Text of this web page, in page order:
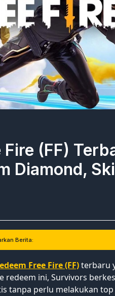
Fire (FF)
Diamond,
Berita:
Free Fire (FF)terbaru
redeem ini, Survivors
tanpa perlu melakukan top